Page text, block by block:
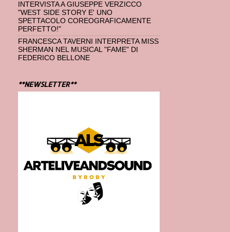
INTERVISTA A GIUSEPPE VERZICCO
"WEST SIDE STORY E' UNO
SPETTACOLO COREOGRAFICAMENTE
PERFETTO!"
FRANCESCA TAVERNI INTERPRETA MISS
SHERMAN NEL MUSICAL "FAME" DI
FEDERICO BELLONE
**NEWSLETTER**